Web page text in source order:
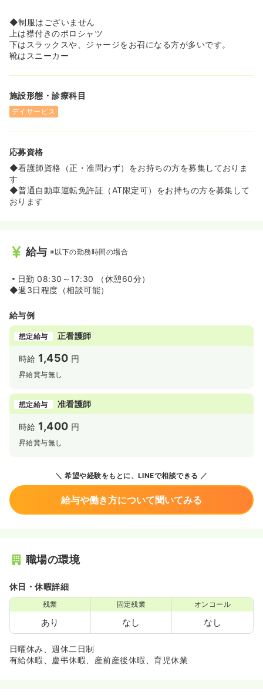
◆制服はございません
上は襟付きのポロシャツ
下はスラックスや、ジャージをお召になる方が多いです。
靴はスニーカー
施設形態・診療科目
デイサービス
応募資格
◆看護師資格（正・准問わず）をお持ちの方を募集しておりま
す
◆普通自動車運転免許証（AT限定可）をお持ちの方を募集して
おります
給与 ※以下の勤務時間の場合
日勤 08:30～17:30 （休憩60分）
◆週3日程度（相談可能）
給与例
想定給与 正看護師
時給 1,450 円
昇給賞与無し
想定給与 准看護師
時給 1,400 円
昇給賞与無し
希望や経験をもとに、LINEで相談できる
給与や働き方について聞いてみる
職場の環境
休日・休暇詳細
残業
あり
固定残業
なし
オンコール
なし
日曜休み、週休二日制
有給休暇、慶弔休暇、産前産後休暇、育児休業